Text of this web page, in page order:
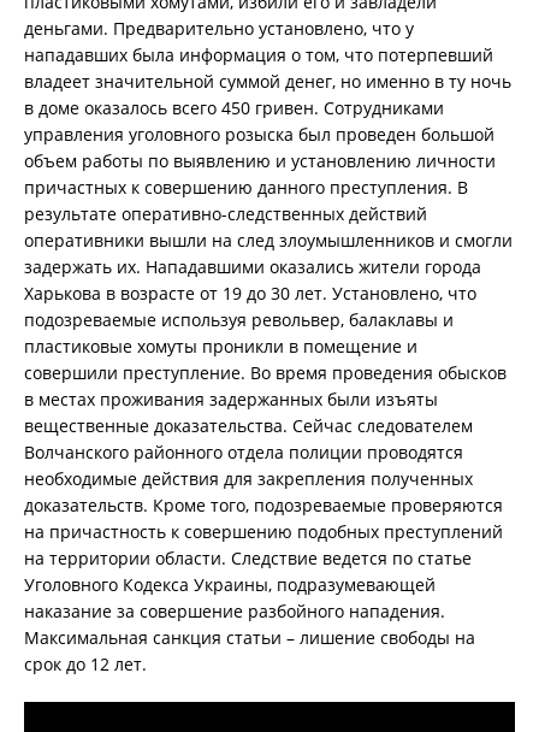
деньгами. Предварительно установлено, что у
нападавших была информация о том, что потерпевший
владеет значительной суммой денег, но именно в ту ночь
в доме оказалось всего 450 гривен. Сотрудниками
управления уголовного розыска был проведен большой
объем работы по выявлению и установлению личности
причастных к совершению данного преступления. В
результате оперативно-следственных действий
оперативники вышли на след злоумышленников и смогли
задержать их. Нападавшими оказались жители города
Харькова в возрасте от 19 до 30 лет. Установлено, что
подозреваемые используя револьвер, балаклавы и
пластиковые хомуты проникли в помещение и
совершили преступление. Во время проведения обысков
в местах проживания задержанных были изъяты
вещественные доказательства. Сейчас следователем
Волчанского районного отдела полиции проводятся
необходимые действия для закрепления полученных
доказательств. Кроме того, подозреваемые проверяются
на причастность к совершению подобных преступлений
на территории области. Следствие ведется по статье
Уголовного Кодекса Украины, подразумевающей
наказание за совершение разбойного нападения.
Максимальная санкция статьи – лишение свободы на
срок до 12 лет.